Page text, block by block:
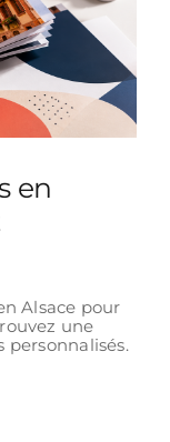
en
Alsace pour
une
personnalisés.